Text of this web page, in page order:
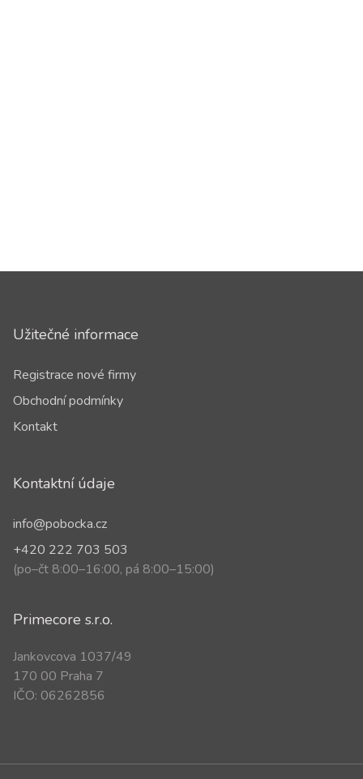
Užitečné informace
Registrace nové firmy
Obchodní podmínky
Kontakt
Kontaktní údaje
info@pobocka.cz
+420 222 703 503
(po–čt 8:00–16:00, pá 8:00–15:00)
Primecore s.r.o.
Jankovcova 1037/49
170 00 Praha 7
IČO: 06262856